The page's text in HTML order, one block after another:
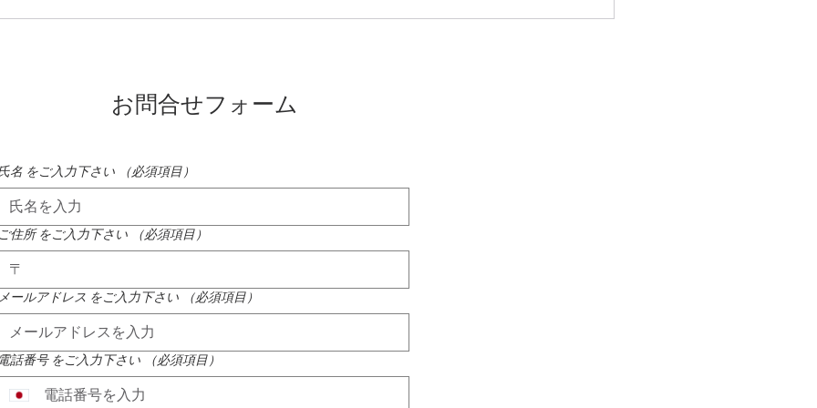
蓼科高原ではニッコウキスゲ
氷雨 野生の鹿たち 雨に打
お問合せフォーム
名 をご入力下さい （必須項目）
ご住所 をご入力下さい （必須項目）
メールアドレス をご入力下さい （必須項目）
電話番号 をご入力下さい （必須項目）